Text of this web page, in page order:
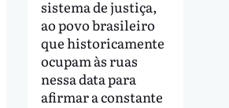
sistema de justiça,
ao povo brasileiro
que historicamente
ocupam às ruas
nessa data para
afirmar a constante